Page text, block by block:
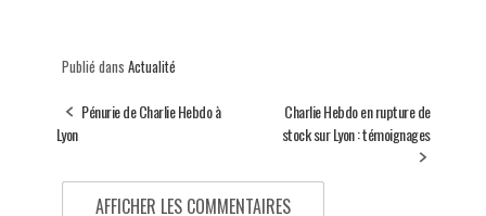
Publié dans Actualité
Pénurie de Charlie Hebdo à
Lyon
Charlie Hebdo en rupture de
stock sur Lyon : témoignages
AFFICHER LES COMMENTAIRES